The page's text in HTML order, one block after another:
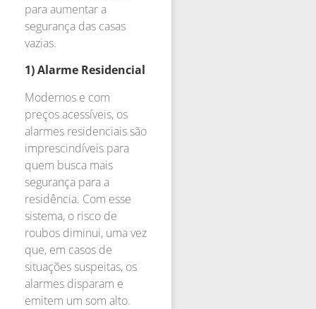
para aumentar a
segurança das casas
vazias.
1) Alarme Residencial
Modernos e com
preços acessíveis, os
alarmes residenciais são
imprescindíveis para
quem busca mais
segurança para a
residência. Com esse
sistema, o risco de
roubos diminui, uma vez
que, em casos de
situações suspeitas, os
alarmes disparam e
emitem um som alto.